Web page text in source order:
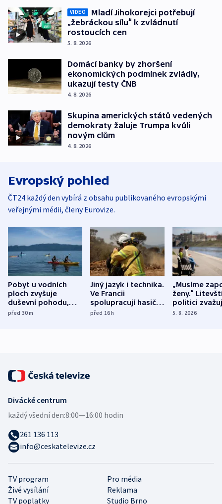
VIDEO
Mladí Jihokorejci potřebují
„žebráckou sílu“ k zvládnutí
rostoucích cen
5. 8. 2026
Domácí banky by zhoršení
ekonomických podmínek zvládly,
ukazují testy ČNB
4. 8. 2026
Skupina amerických států vedených
demokraty žaluje Trumpa kvůli
novým clům
4. 8. 2026
Evropský pohled
ČT24 každý den vybírá z obsahu publikovaného evropskými
veřejnými médii, členy Eurovize.
Pobyt u vodních
ploch zvyšuje
duševní pohodu,
ukázala
před 30m
Jiný jazyk i technika.
Ve Francii
spolupracují hasiči z
různých zemí
před 16h
„Musíme
ženy.“
politici
dohodu o
5. 8. 2026
TV program
Pro média
Živé vysílání
Reklama
TV poplatky
Studio Brno
Divácké centrum
každý všední den:8:00—16:00 hodin
261 136 113
info@ceskatelevize.cz